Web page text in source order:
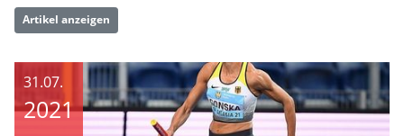
Artikel anzeigen
31.07.
2021